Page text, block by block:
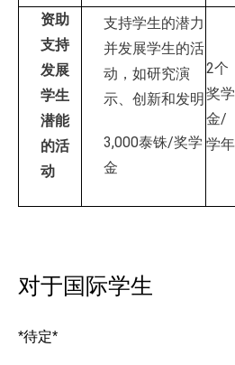
资助
支持
发展
学生
潜能
的活
动
支持学生的潜力
并发展学生的活
动，如研究演
示、创新和发明
3,000泰铢/奖学
金
2个
奖学
金/
学年
对于国际学生
*待定*